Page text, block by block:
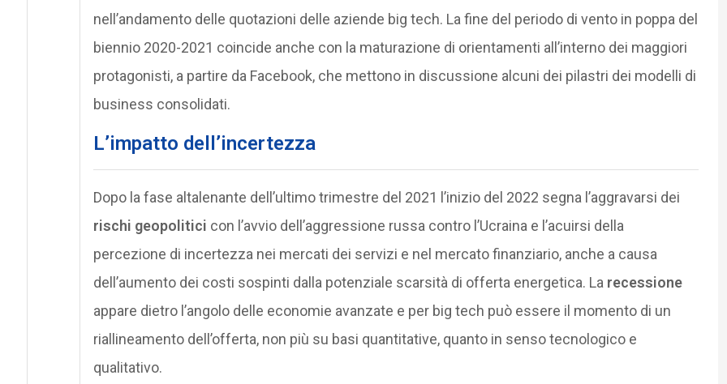
nell’andamento delle quotazioni delle aziende big tech. La fine del periodo di vento in poppa del
biennio 2020-2021 coincide anche con la maturazione di orientamenti all’interno dei maggiori
protagonisti, a partire da Facebook, che mettono in discussione alcuni dei pilastri dei modelli di
business consolidati.
L’impatto dell’incertezza
Dopo la fase altalenante dell’ultimo trimestre del 2021 l’inizio del 2022 segna l’aggravarsi dei
rischi geopolitici con l’avvio dell’aggressione russa contro l’Ucraina e l’acuirsi della
percezione di incertezza nei mercati dei servizi e nel mercato finanziario, anche a causa
dell’aumento dei costi sospinti dalla potenziale scarsità di offerta energetica. La recessione
appare dietro l’angolo delle economie avanzate e per big tech può essere il momento di un
riallineamento dell’offerta, non più su basi quantitative, quanto in senso tecnologico e
qualitativo.